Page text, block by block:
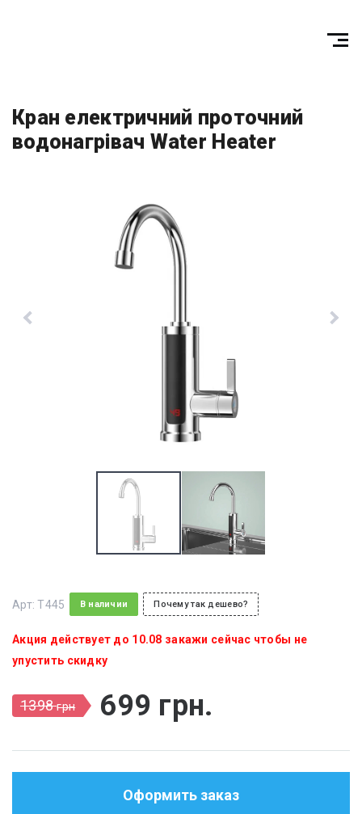
Кран електричний проточний
водонагрівач Water Heater
Арт:T445 В наличии Почему так дешево?
Акция действует до 10.08 закажи сейчас чтобы не
упустить скидку
1398грн 699 грн.
Оформить заказ